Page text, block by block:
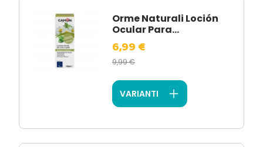
Orme Naturali Loción
Ocular Para...
6,99 €
9,99 €
VARIANTI